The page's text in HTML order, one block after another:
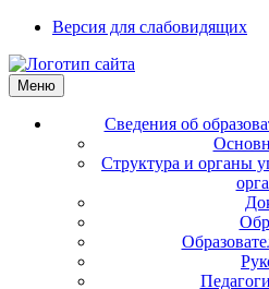
Версия для слабовидящих
Меню
Сведения об
Структура и органы